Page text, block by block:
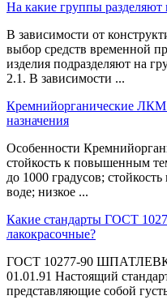
На какие группы
В зависимости от
выбор средств временной
изделия подразделяют
2.1. В зависимости ...
Кремнийорганические ЛКМ
назначения
Особенности
стойкость к повышенным
до 1000 градусов;
воде; низкое ...
Какие стандарты ГОСТ
лакокрасочные?
ГОСТ 10277-90
01.01.91 Настоящий
представляющие собой